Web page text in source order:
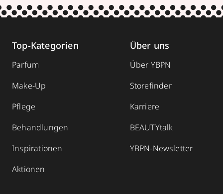
Top-Kategorien
Parfum
Make-Up
Pflege
Behandlungen
Inspirationen
Aktionen
Über uns
Über YBPN
Storefinder
Karriere
BEAUTYtalk
YBPN-Newsletter